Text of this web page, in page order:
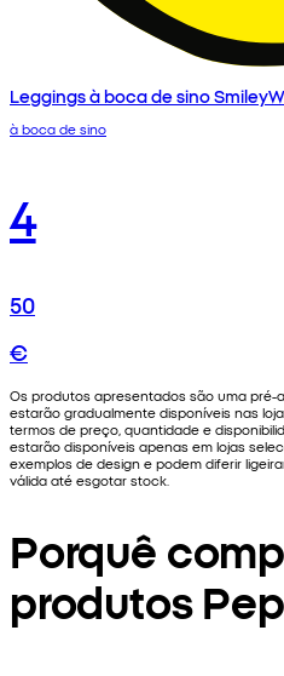
Leggings à boca de sino
à boca de sino
4
50
€
Os produtos apresentados são uma
estarão gradualmente disponíveis nas
termos de preço, quantidade e
estarão disponíveis apenas em lojas
exemplos de design e podem diferir
válida até esgotar stock.
Porquê
produtos